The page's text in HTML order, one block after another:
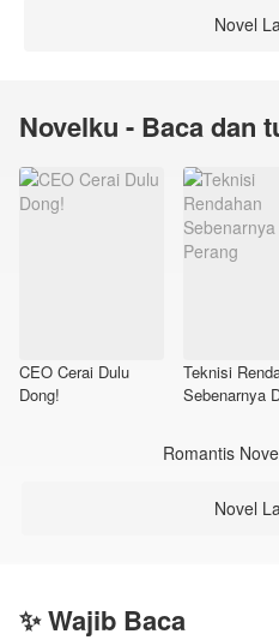
Novel
Novelku - Baca dan
CEO Cerai Dulu
Dong!
Teknisi
Sebenarnya
Romantis
Novel
✨ Wajib Baca